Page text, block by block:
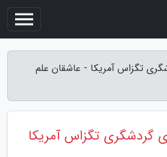
تگزاس آمریکا - عاشقان علم
گردشگری تگزاس آمریکا